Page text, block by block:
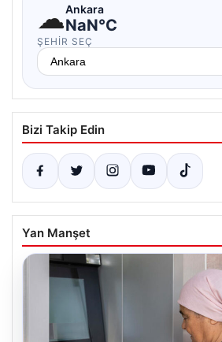
☁Ankara
NaN°C
ŞEHIR SEÇ
Bizi Takip Edin
Yan Manşet